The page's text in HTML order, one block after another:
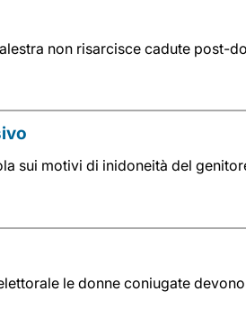
non risarcisce cadute post-
sui motivi di inidoneità del
le donne coniugate